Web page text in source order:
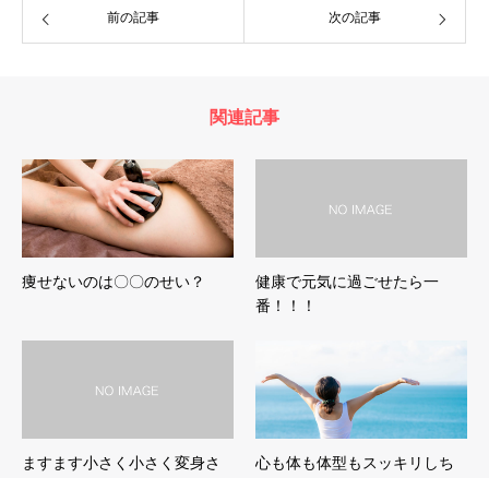
前の記事 次の記事
関連記事
痩せないのは〇〇のせい？
健康で元気に過ごせたら一
番！！！
ますます小さく小さく変身さ
心も体も体型もスッキリしち